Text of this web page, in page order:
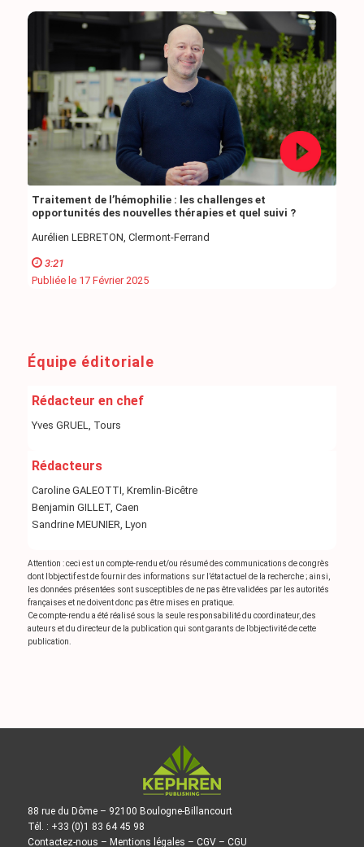
Traitement de l’hémophilie : les challenges et
opportunités des nouvelles thérapies et quel suivi ?
Aurélien LEBRETON, Clermont-Ferrand
3:21
Publiée le 17 Février 2025
Équipe éditoriale
Rédacteur en chef
Yves GRUEL, Tours
Rédacteurs
Caroline GALEOTTI, Kremlin-Bicêtre
Benjamin GILLET, Caen
Sandrine MEUNIER, Lyon
Attention : ceci est un compte-rendu et/ou résumé des communications de congrès
dont l’objectif est de fournir des informations sur l’état actuel de la recherche ; ainsi,
les données présentées sont susceptibles de ne pas être validées par les autorités
françaises et ne doivent donc pas être mises en pratique.
Ce compte-rendu a été réalisé sous la seule responsabilité du coordinateur, des
auteurs et du directeur de la publication qui sont garants de l’objectivité de cette
publication.
88 rue du Dôme – 92100 Boulogne-Billancourt
Tél. : +33 (0)1 83 64 45 98
Contactez-nous – Mentions légales – CGV– CGU